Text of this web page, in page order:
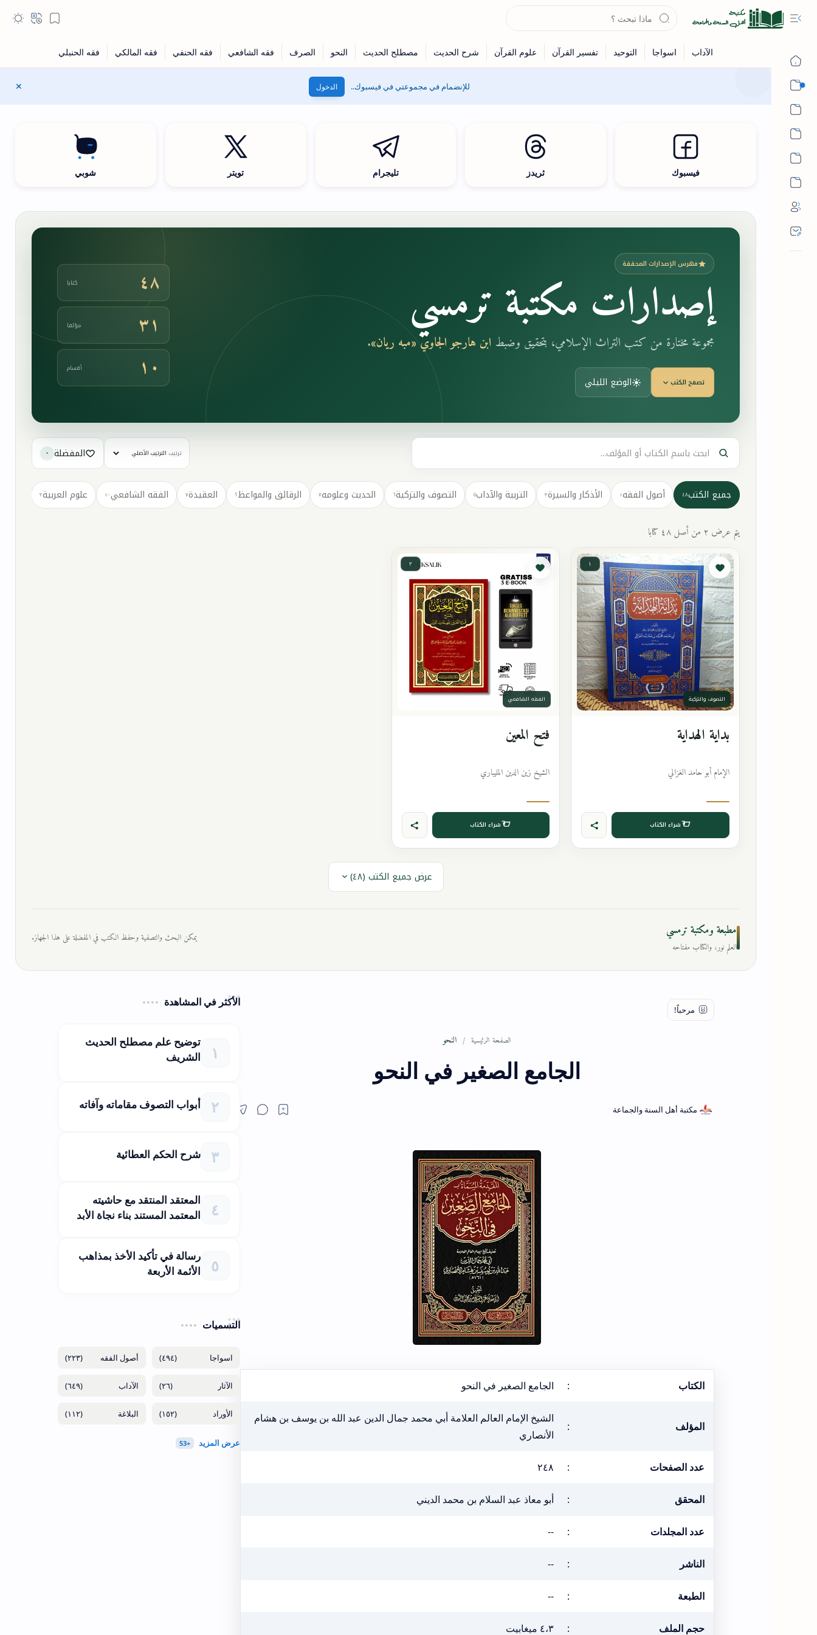
للإنضمام في مجموعتي في فيسبوك.. الدخول
فيسبوك ثريدز تليجرام تويتر شوبي
فهرس الإصدارات المحققة
إصدارات مكتبة ترمسي
مجموعة مختارة من كتب التراث الإسلامي، بتحقيق وضبط ابن هارجو الجاوي «مبه ريان».
تصفح الكتب الوضع الليلي
٤٨ كتابا
٣١ مؤلفا
١٠ أقسام
ترتيب المفضلة ٠
جميع الكتب٤٨ أصول الفقه١ الأذكار والسيرة٣ التربية والآداب٥ التصوف والتزكية٦ الحديث وعلومه٧ الرقائق والمواعظ٢ العقيدة٧ الفقه الشافعي١٠ علوم العربية٣
يتم عرض ٢ من أصل ٤٨ كتابا
١
التصوف والتزكية
بداية الهداية
الإمام أبو حامد الغزالي
شراء الكتاب
٢
الفقه الشافعي
فتح المعين
الشيخ زين الدين المليباري
شراء الكتاب
عرض جميع الكتب (٤٨)
مطبعة ومكتبة ترمسي
العلم نور، والكتاب مفتاحه
يمكن البحث والتصفية وحفظ الكتب في المفضلة على هذا الجهاز.
الصفحة الرئيسية النحو
الجامع الصغير في النحو
الكتاب : الجامع الصغير في النحو
المؤلف :
الشيخ الإمام العالم العلامة أبي محمد جمال الدين عبد الله بن يوسف بن هشام
الأنصاري
عدد الصفحات : ٢٤٨
المحقق : أبو معاذ عبد السلام بن محمد الديني
عدد المجلدات :
--
الناشر :
--
الطبعة :
--
حجم الملف : ٤،٣ ميغابيت
الأكثر في المشاهدة
توضيح علم مصطلح الحديث
الشريف
أبواب التصوف مقاماته وآفاته
شرح الحكم العطائية
المعتقد المنتقد مع حاشيته
المعتمد المستند بناء نجاة الأبد
رسالة في تأكيد الأخذ بمذاهب
الأئمة الأربعة
التسميات
(٤٩٤) (٢٢٣)
(٢٦) (٦٤٩)
(١٥٢) (١١٢)